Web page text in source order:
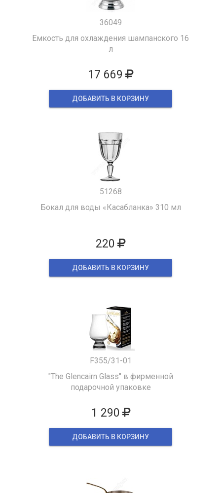
36049
Емкость для охлаждения шампанского 16
л
17 669
ДОБАВИТЬ В КОРЗИНУ
51268
Бокал для воды «Касабланка» 310 мл
220
ДОБАВИТЬ В КОРЗИНУ
F355/31-01
"The Glencairn Glass" в фирменной
подарочной упаковке
1 290
ДОБАВИТЬ В КОРЗИНУ